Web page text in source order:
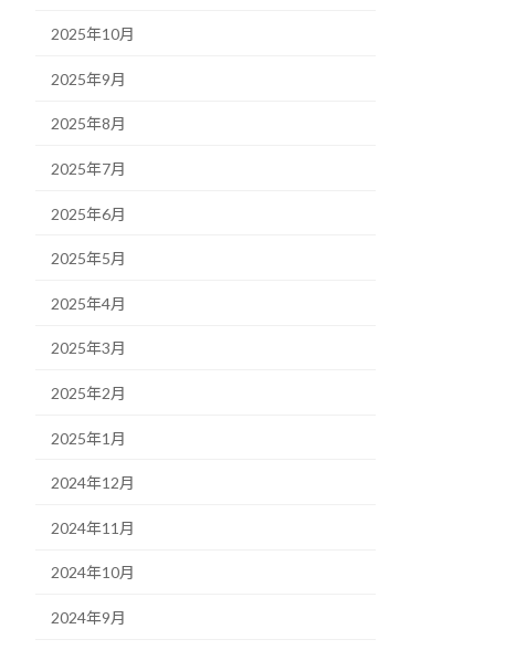
2025年10月
2025年9月
2025年8月
2025年7月
2025年6月
2025年5月
2025年4月
2025年3月
2025年2月
2025年1月
2024年12月
2024年11月
2024年10月
2024年9月